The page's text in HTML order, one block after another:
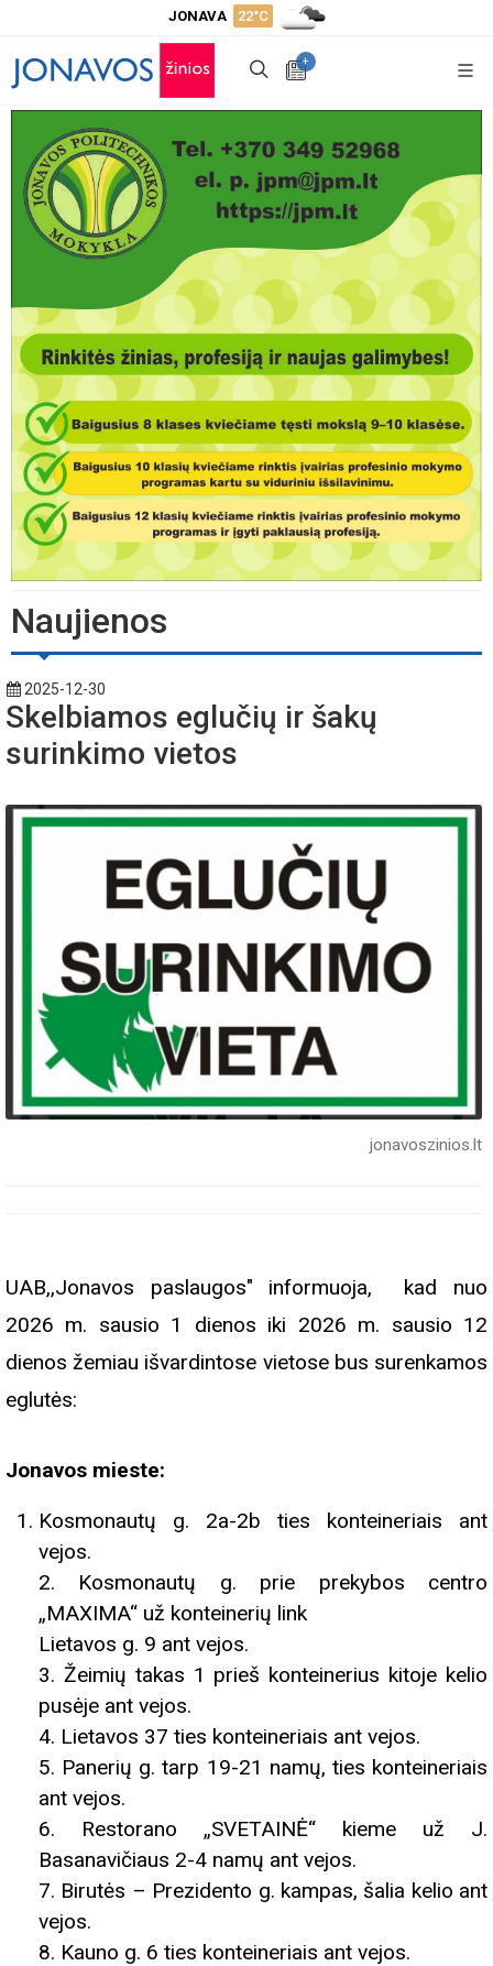
JONAVA 22°C
+
Naujienos
2025-12-30
Skelbiamos eglučių ir šakų
surinkimo vietos
jonavoszinios.lt
UAB,,Jonavos paslaugos" informuoja, kad nuo
2026 m. sausio 1 dienos iki 2026 m. sausio 12
dienos žemiau išvardintose vietose bus surenkamos
eglutės:
Jonavos mieste:
Kosmonautų g. 2a-2b ties konteineriais ant
vejos.
2. Kosmonautų g. prie prekybos centro
„MAXIMA“ už konteinerių link
Lietavos g. 9 ant vejos.
3. Žeimių takas 1 prieš konteinerius kitoje kelio
pusėje ant vejos.
4. Lietavos 37 ties konteineriais ant vejos.
5. Panerių g. tarp 19-21 namų, ties konteineriais
ant vejos.
6. Restorano „SVETAINĖ“ kieme už J.
Basanavičiaus 2-4 namų ant vejos.
7. Birutės – Prezidento g. kampas, šalia kelio ant
vejos.
8. Kauno g. 6 ties konteineriais ant vejos.